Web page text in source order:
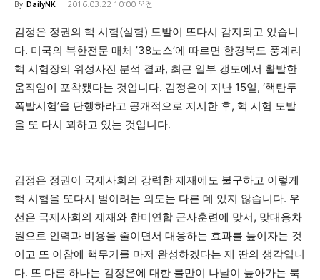
By DailyNK - 2016.03.22 10:00 오전
김정은 정권의 핵 시험(실험) 도발이 또다시 감지되고 있습니
다. 미국의 북한전문 매체 ’38노스’에 따르면 함경북도 풍계리
핵 시험장의 위성사진 분석 결과, 최근 일부 갱도에서 활발한
움직임이 포착됐다는 것입니다. 김정은이 지난 15일, ‘핵탄두
폭발시험’을 단행하라고 공개적으로 지시한 후, 핵 시험 도발
을 또 다시 꾀하고 있는 것입니다.
김정은 정권이 국제사회의 강력한 제재에도 불구하고 이렇게
핵 시험을 또다시 벌이려는 의도는 다른 데 있지 않습니다. 우
선은 국제사회의 제재와 한미연합 군사훈련에 맞서, 맞대응차
원으로 인력과 비용을 줄이면서 대응하는 효과를 높이자는 것
이고 또 이참에 핵무기를 마저 완성하겠다는 제 딴의 생각입니
다. 또 다른 하나는 김정은에 대한 불만이 나날이 높아가는 북